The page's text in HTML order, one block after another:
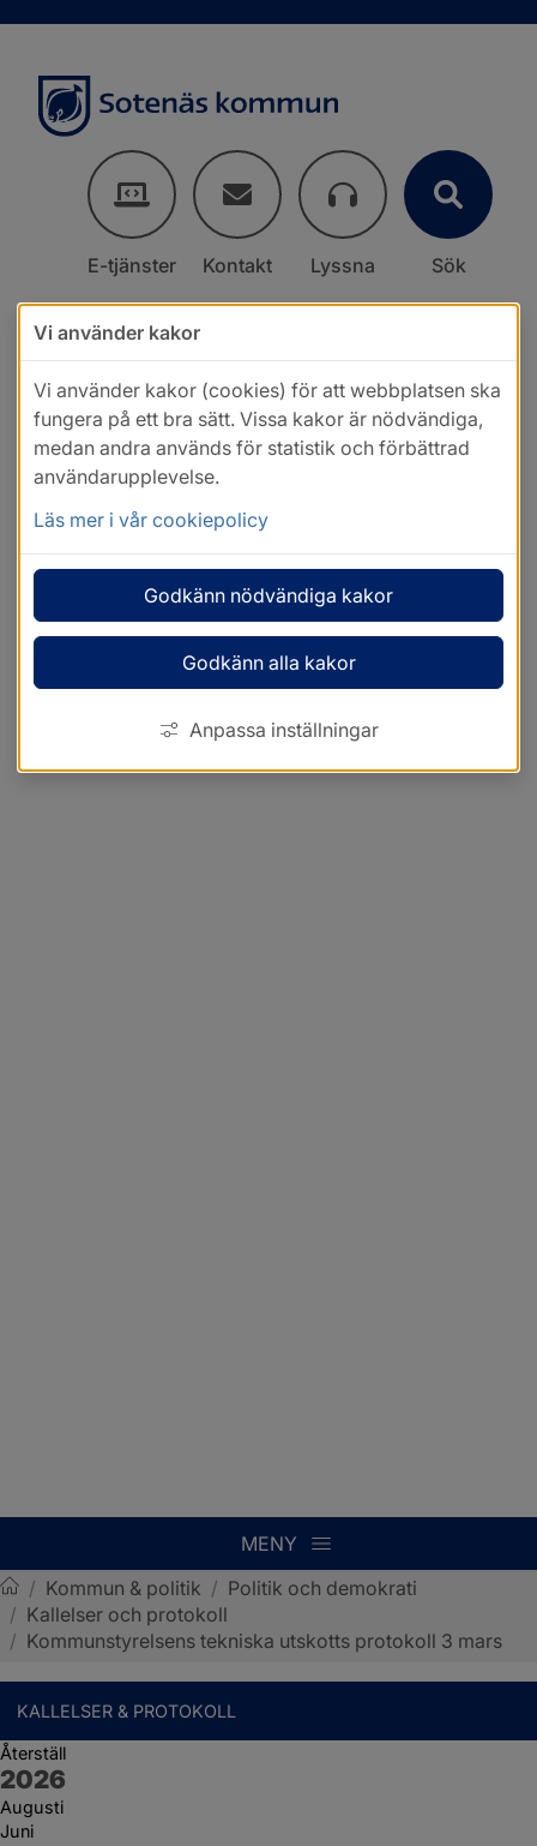
E-tjänster Kontakt Lyssna Sök
MENY
Sotenäs kommun
/ Kommun & politik / Politik och demokrati
/ Kallelser och protokoll
/ Kommunstyrelsens tekniska utskotts protokoll 3 mars
KALLELSER & PROTOKOLL
Återställ
År:
2026
Augusti
Juni
Vi använder kakor
Vi använder kakor (cookies) för att webbplatsen ska
fungera på ett bra sätt. Vissa kakor är nödvändiga,
medan andra används för statistik och förbättrad
användarupplevelse.
Läs mer i vår cookiepolicy
Godkänn nödvändiga kakor
Godkänn alla kakor
Anpassa inställningar